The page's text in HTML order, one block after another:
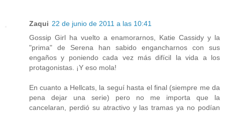
Zaqui 22 de junio de 2011 a las 10:41
Gossip Girl ha vuelto a enamorarnos, Katie Cassidy y la
"prima" de Serena han sabido engancharnos con sus
engaños y poniendo cada vez más difícil la vida a los
protagonistas. ¡Y eso mola!
En cuanto a Hellcats, la seguí hasta el final (siempre me da
pena dejar una serie) pero no me importa que la
cancelaran, perdió su atractivo y las tramas ya no podían